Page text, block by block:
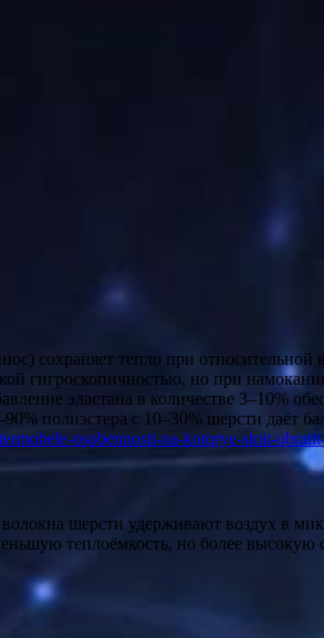
гигроскопичностью, но при
эластана в количестве 3–10%
полиэстера с 10–30% шерсти даёт
osobennosti-na-kotorye-stoit-
шерсти удерживают воздух в
теплоёмкость, но более высокую